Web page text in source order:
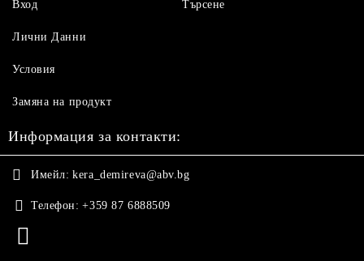
Вход Търсене
Лични Данни
Условия
Замяна на продукт
Информация за контакти:
Имейл: kera_demireva@abv.bg
Телефон: +359 87 6888509